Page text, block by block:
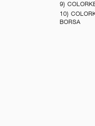
9)
10)
BORSA